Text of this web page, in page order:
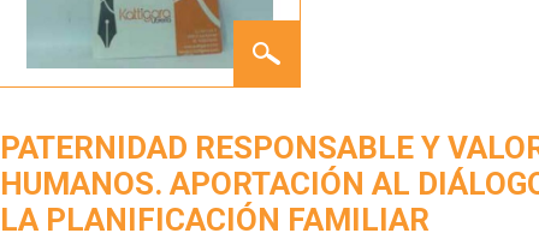
RESPONSABLE
APORTACIÓN
AL
DIÁLOGO
SOBRE
LA
PATERNIDAD RESPONSABLE Y
HUMANOS. APORTACIÓN AL
LA PLANIFICACIÓN FAMILIAR